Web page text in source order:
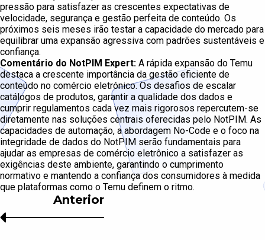
pressão para satisfazer as crescentes expectativas de
velocidade, segurança e gestão perfeita de conteúdo. Os
próximos seis meses irão testar a capacidade do mercado para
equilibrar uma expansão agressiva com padrões sustentáveis e
confiança.
Comentário do NotPIM Expert: A rápida expansão do Temu
destaca a crescente importância da gestão eficiente de
conteúdo no comércio eletrónico. Os desafios de escalar
catálogos de produtos, garantir a qualidade dos dados e
cumprir regulamentos cada vez mais rigorosos repercutem-se
diretamente nas soluções centrais oferecidas pelo NotPIM. As
capacidades de automação, a abordagem No-Code e o foco na
integridade de dados do NotPIM serão fundamentais para
ajudar as empresas de comércio eletrônico a satisfazer as
exigências deste ambiente, garantindo o cumprimento
normativo e mantendo a confiança dos consumidores à medida
que plataformas como o Temu definem o ritmo.
Anterior